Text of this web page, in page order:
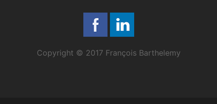
Copyright © 2017 François Barthelemy